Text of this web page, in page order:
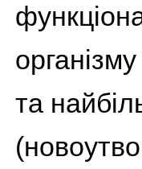
та